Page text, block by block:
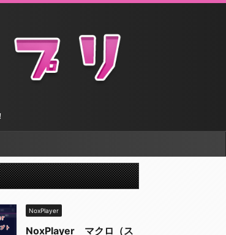
NoxPlayer
NoxPlayer マクロ（ス